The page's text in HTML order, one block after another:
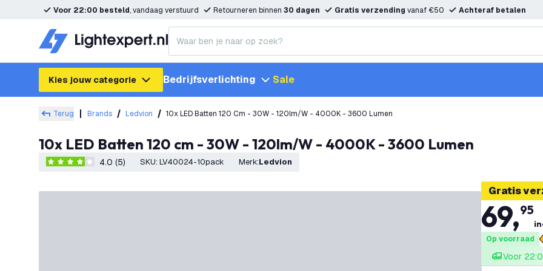
Voor 22:00 besteld, vandaag verstuurd Retourneren binnen 30 dagen Gratis verzending vanaf €50 Achteraf betalen
Kies jouw categorie Bedrijfsverlichting Sale
Terug Brands Ledvion 10x LED Batten 120 Cm - 30W - 120lm/W - 4000K - 3600 Lumen
10x LED Batten 120 cm - 30W - 120lm/W - 4000K - 3600 Lumen
4 score sterren4.0 (5) SKU: LV40024-10pack Merk: Ledvion
Gratis
69,95
Op voorraad
Voor